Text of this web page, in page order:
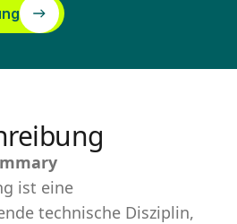
ist eine
technische Disziplin,